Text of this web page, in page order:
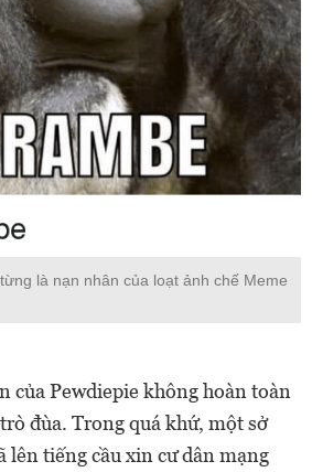
là nạn nhân của loạt ảnh chế Meme
của Pewdiepie không hoàn toàn
đùa. Trong quá khứ, một sở
lên tiếng cầu xin cư dân mạng